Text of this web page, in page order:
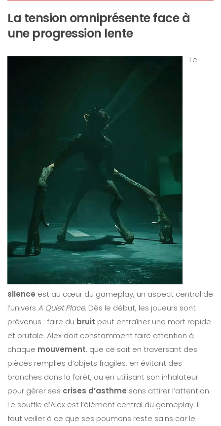
La tension omniprésente face à
une progression lente
Le
silence est au cœur du gameplay, un aspect central de
l’univers A Quiet Place. Dès le début, les joueurs sont
prévenus : faire du bruit peut entraîner une mort rapide
et brutale. Alex doit constamment faire attention à
chaque mouvement, que ce soit en traversant des
pièces remplies d’objets fragiles, en évitant des
branches dans la forêt, ou en utilisant son inhalateur
pour gérer ses crises d’asthme sans attirer l’attention.
Le souffle d’Alex est l’élément central du gameplay. Il
faut veiller à ce que ses poumons reste sains car le